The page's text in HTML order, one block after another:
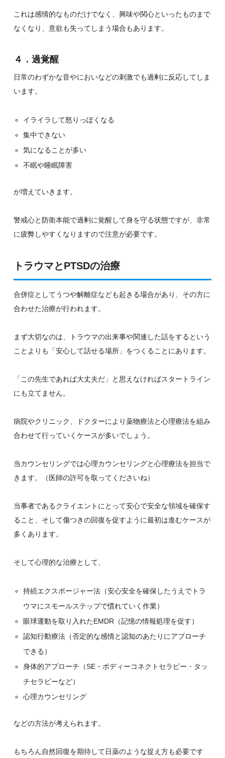
これは感情的なものだけでなく、興味や関心といったものまで
なくなり、意欲も失ってしまう場合もあります。
４．過覚醒
日常のわずかな音やにおいなどの刺激でも過剰に反応してしま
います。
イライラして怒りっぽくなる
集中できない
気になることが多い
不眠や睡眠障害
が増えていきます。
警戒心と防衛本能で過剰に覚醒して身を守る状態ですが、非常
に疲弊しやすくなりますので注意が必要です。
トラウマとPTSDの治療
合併症としてうつや解離症なども起きる場合があり、その方に
合わせた治療が行われます。
まず大切なのは、トラウマの出来事や関連した話をするという
ことよりも「安心して話せる場所」をつくることにあります。
「この先生であれば大丈夫だ」と思えなければスタートライン
にも立てません。
病院やクリニック、ドクターにより薬物療法と心理療法を組み
合わせて行っていくケースが多いでしょう。
当カウンセリングでは心理カウンセリングと心理療法を担当で
きます。（医師の許可を取ってくださいね）
当事者であるクライエントにとって安心で安全な領域を確保す
ること、そして傷つきの回復を促すように最初は進むケースが
多くあります。
そして心理的な治療として、
持続エクスポージャー法（安心安全を確保したうえでトラ
ウマにスモールステップで慣れていく作業）
眼球運動を取り入れたEMDR（記憶の情報処理を促す）
認知行動療法（否定的な感情と認知のあたりにアプローチ
できる）
身体的アプローチ（SE・ボディーコネクトセラピー・タッ
チセラピーなど）
心理カウンセリング
などの方法が考えられます。
もちろん自然回復を期待して日薬のような捉え方も必要です